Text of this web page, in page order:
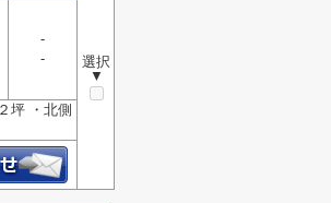
選択
▼
-
-
坪 ・北側